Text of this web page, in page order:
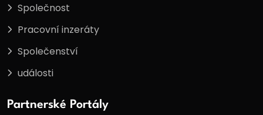
Společnost
Pracovní inzeráty
Společenství
události
Partnerské Portály